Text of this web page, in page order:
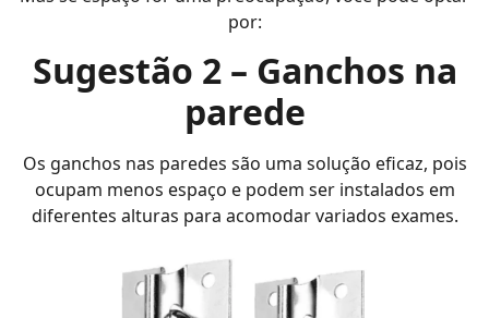
por:
Sugestão 2 – Ganchos na
parede
Os ganchos nas paredes são uma solução eficaz, pois
ocupam menos espaço e podem ser instalados em
diferentes alturas para acomodar variados exames.